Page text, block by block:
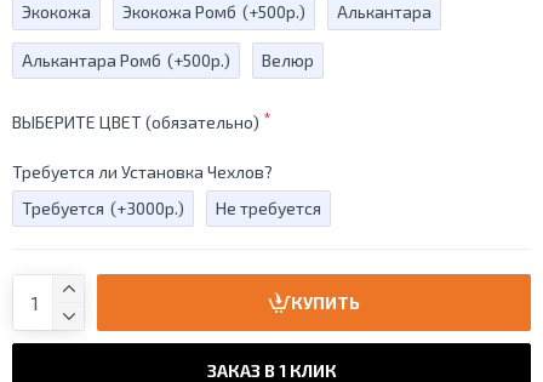
Экокожа
Экокожа Ромб (+500р.) Алькантара
Алькантара Ромб (+500р.) Велюр
ВЫБЕРИТЕ ЦВЕТ (обязательно)
Требуется ли Установка Чехлов?
Требуется (+3000р.) Не требуется
КУПИТЬ
ЗАКАЗ В 1 КЛИК